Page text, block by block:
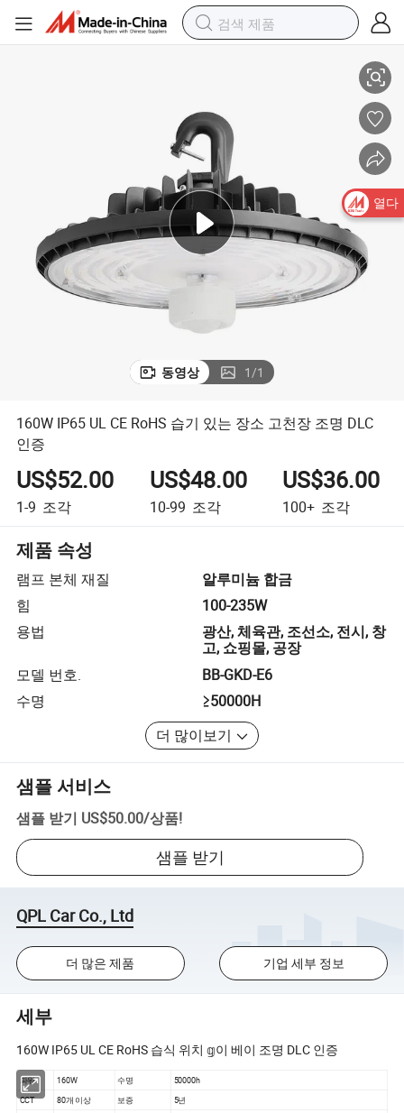
동영상 1/1
160W IP65 UL CE RoHS 습기 있는 장소 고천장 조명 DLC
인증
US$52.00
1-9 조각
US$48.00
10-99 조각
US$36.00
100+ 조각
제품 속성
램프 본체 재질
알루미늄 합금
힘
100-235W
용법
광산, 체육관, 조선소, 전시, 창
고, 쇼핑몰, 공장
모델 번호.
BB-GKD-E6
수명
≥50000H
더 많이보기
샘플 서비스
샘플 받기 US$50.00/상품!
샘플 받기
QPL Car Co., Ltd
더 많은 제품 기업 세부 정보
세부
160W IP65 UL CE RoHS 습식 위치 𝕘이 베이 조명 DLC 인증
파워 160W 수명
50000h
CCT
80개 이상 보증
5년
열다